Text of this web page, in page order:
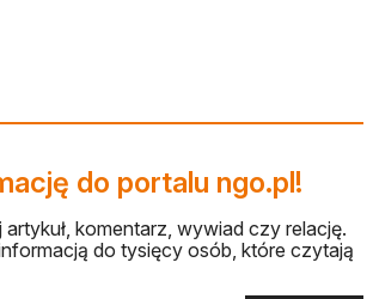
do portalu ngo.pl!
komentarz, wywiad czy relację.
do tysięcy osób, które czytają